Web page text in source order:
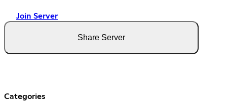
Join Server
Share Server
Categories